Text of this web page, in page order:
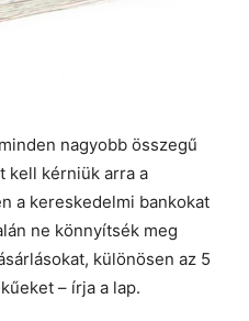
nagyobb összegű
kell kérniük arra a
a kereskedelmi bankokat
ne könnyítsék meg
különösen az 5
– írja a lap.